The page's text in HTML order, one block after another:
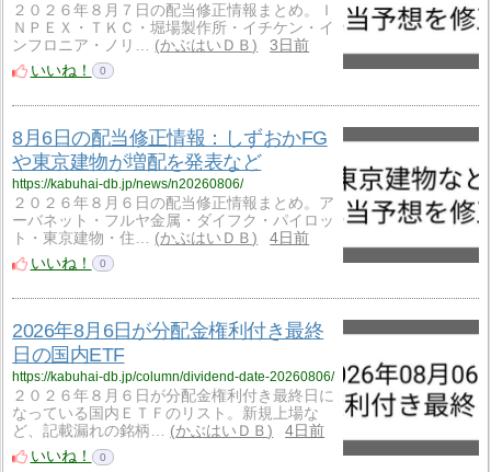
２０２６年８月７日の配当修正情報まとめ。Ｉ
ＮＰＥＸ・ＴＫＣ・堀場製作所・イチケン・イ
ンフロニア・ノリ…
かぶはいＤＢ
3日前
いいね！
0
8月6日の配当修正情報：しずおかFG
や東京建物が増配を発表など
https://kabuhai-db.jp/news/n20260806/
２０２６年８月６日の配当修正情報まとめ。ア
ーバネット・フルヤ金属・ダイフク・パイロッ
ト・東京建物・住…
かぶはいＤＢ
4日前
いいね！
0
2026年8月6日が分配金権利付き最終
日の国内ETF
https://kabuhai-db.jp/column/dividend-date-20260806/
２０２６年８月６日が分配金権利付き最終日に
なっている国内ＥＴＦのリスト。新規上場な
ど、記載漏れの銘柄…
かぶはいＤＢ
4日前
いいね！
0